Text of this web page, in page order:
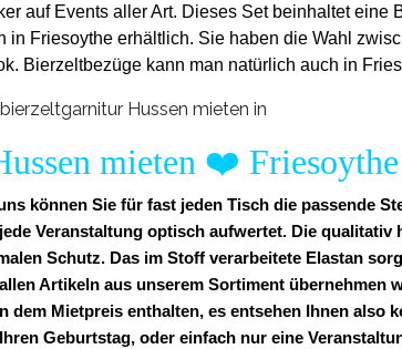
auf Events aller Art. Dieses Set beinhaltet
Friesoythe erhältlich. Sie haben die Wahl
Bierzeltbezüge kann man natürlich auch in
mieten ❤️ Friesoythe
können Sie für fast jeden Tisch die passende
Veranstaltung optisch aufwertet. Die
Schutz. Das im Stoff verarbeitete Elastan
Artikeln aus unserem Sortiment
Mietpreis enthalten, es entsehen Ihnen also
Geburtstag, oder einfach nur eine